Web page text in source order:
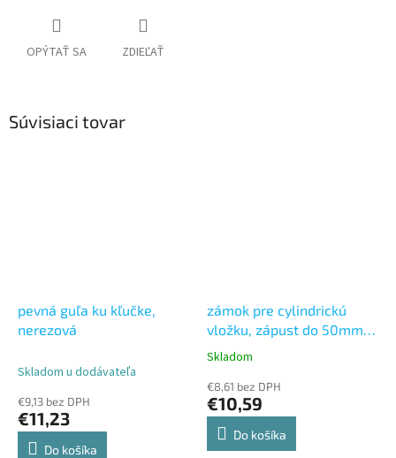
OPÝTAŤ SA ZDIEĽAŤ
Súvisiaci tovar
pevná guľa ku kľučke,
nerezová
Skladom u dodávateľa
€9,13 bez DPH
€11,23
Do košíka
zámok pre cylindrickú
vložku, zápust do 50mm
jakla, rozteč 90mm
Priemerné
produktu
je
5,0
Skladom
€8,61 bez DPH
€10,59
Do košíka